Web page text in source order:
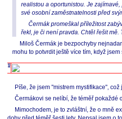
realistou a oportunistou. Je
své osobní zaměstnatelnosti před
Čermák promeškal příležitost
řekl, je či není pravda. Chtěl řešit
Miloš Čermák je bezpochyby
mohu to potvrdit ještě více tím, když
Píše, že jsem "mistrem mystifikace",
Čermákovi se nelíbí, že téměř pokaždé
Mimochodem, je to zvláštní, že o mně